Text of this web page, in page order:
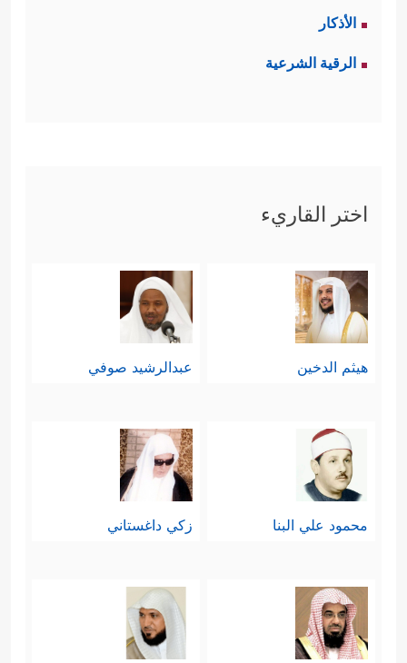
الأذكار
الرقية الشرعية
اختر القاريء
هيثم الدخين عبدالرشيد صوفي
محمود علي البنا زكي داغستاني